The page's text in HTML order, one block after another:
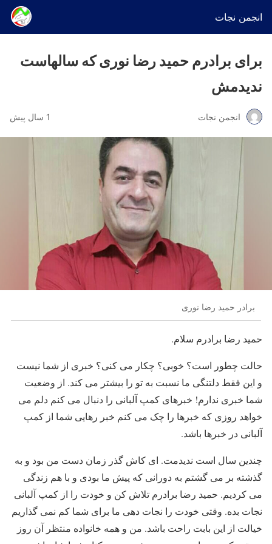
انجمن نجات
برای برادرم حمید رضا نوری که سالهاست
ندیدمش
انجمن نجات 1 سال پیش
برادر حمید رضا نوری
حمید رضا برادرم سلام.
حالت چطور است؟ خوبی؟ چکار می کنی؟ خبری از شما نیست
و این فقط دلتنگی ما نسبت به تو را بیشتر می کند. از وضعیت
شما خبری ندارم! خبرهای کمپ آلبانی را دنبال می کنم دلم می
خواهد روزی که خبرها را چک می کنم خبر رهایی شما از کمپ
آلبانی در خبرها باشد.
چندین سال است ندیدمت. ای کاش گذر زمان دست من بود و به
گذشته بر می گشتم به دورانی که پیش ما بودی و با هم زندگی
می کردیم. حمید رضا برادرم تلاش کن و خودت را از کمپ آلبانی
نجات بده. وقتی خودت را نجات دهی ما برای شما کم نمی گذاریم
خیالت از این بابت راحت باشد. من و همه خانواده منتظر آن روز